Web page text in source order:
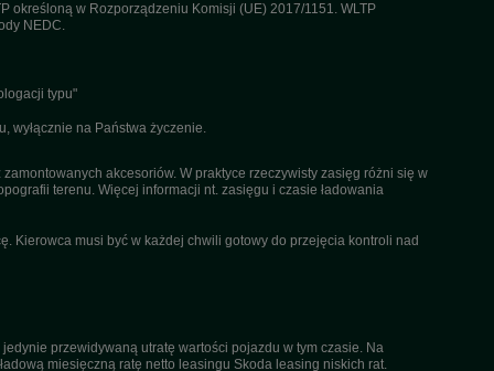
określoną w Rozporządzeniu Komisji (UE) 2017/1151. WLTP
NEDC.
typu"
wyłącznie na Państwa życzenie.
akcesoriów. W praktyce rzeczywisty zasięg różni się w
terenu. Więcej informacji nt. zasięgu i czasie ładowania
Kierowca musi być w każdej chwili gotowy do przejęcia kontroli nad
przewidywaną utratę wartości pojazdu w tym czasie. Na
miesięczną ratę netto leasingu Skoda leasing niskich rat.